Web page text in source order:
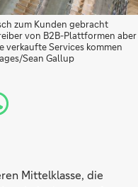
zum Kunden gebracht
von B2B-Plattformen aber
verkaufte Services kommen
Sean Gallup
Mittelklasse, die